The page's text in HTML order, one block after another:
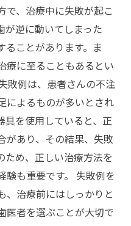
で、治療中に失敗が起こ
が逆に動いてしまった
ることがあります。ま
療に至ることもあるとい
敗例は、患者さんの不注
によるものが多いとされ
具を使用していると、正
があり、その結果、失敗
ため、正しい治療方法を
験も重要です。 失敗例を
、治療前にはしっかりと
医者を選ぶことが大切で